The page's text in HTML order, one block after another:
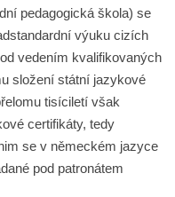
pedagogická škola) se
výuku cizích
vedením kvalifikovaných
složení státní jazykové
tisíciletí však
certifikáty, tedy
se v německém jazyce
pod patronátem